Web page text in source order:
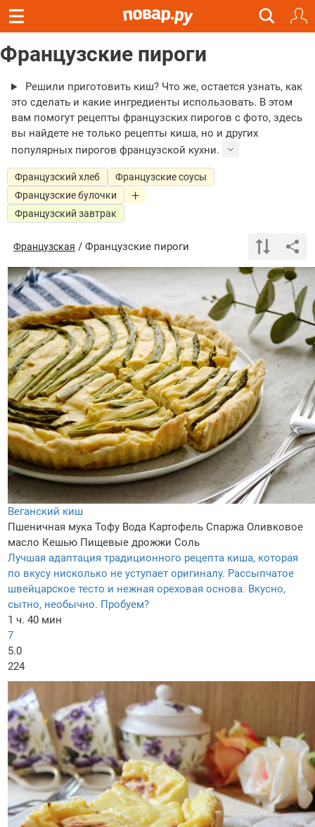
Французские пироги
Решили приготовить киш? Что же, остается узнать, как
это сделать и какие ингредиенты использовать. В этом
вам помогут рецепты французских пирогов с фото, здесь
вы найдете не только рецепты киша, но и других
популярных пирогов французской кухни.
Французский хлеб
Французские соусы
Французские булочки
Французский завтрак
Французская / Французские пироги
Веганский киш
Пшеничная мука Тофу Вода Картофель Спаржа Оливковое
масло Кешью Пищевые дрожжи Соль
Лучшая адаптация традиционного рецепта киша, которая
по вкусу нисколько не уступает оригиналу. Рассыпчатое
швейцарское тесто и нежная ореховая основа. Вкусно,
сытно, необычно. Пробуем?
1 ч. 40 мин
7
5.0
224